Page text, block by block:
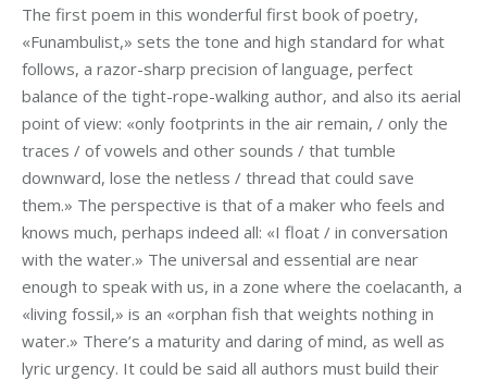
The first poem in this wonderful first book of poetry,
«Funambulist,» sets the tone and high standard for what
follows, a razor-sharp precision of language, perfect
balance of the tight-rope-walking author, and also its aerial
point of view: «only footprints in the air remain, / only the
traces / of vowels and other sounds / that tumble
downward, lose the netless / thread that could save
them.» The perspective is that of a maker who feels and
knows much, perhaps indeed all: «I float / in conversation
with the water.» The universal and essential are near
enough to speak with us, in a zone where the coelacanth, a
«living fossil,» is an «orphan fish that weights nothing in
water.» There’s a maturity and daring of mind, as well as
lyric urgency. It could be said all authors must build their